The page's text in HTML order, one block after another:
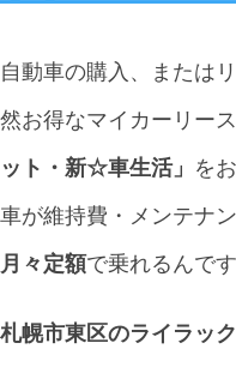
自動車の購入、または
然お得なマイカーリー
ット・新☆車生活」 を
車が維持費・メンテナ
月々定額で乗れるんです
札幌市東区のライラッ